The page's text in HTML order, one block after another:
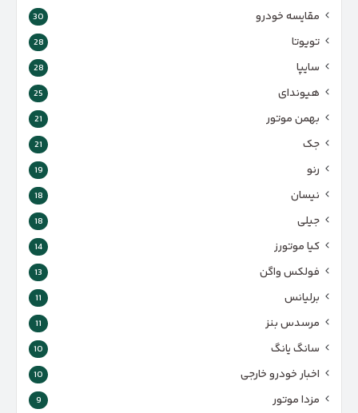
مقایسه خودرو
30
تویوتا 28
سایپا 28
هیوندای 25
بهمن موتور 21
جک 21
رنو 19
نیسان 18
جیلی 18
کیا موتورز 14
فولکس واگن 13
برلیانس 11
مرسدس بنز 11
سانگ یانگ 10
اخبار خودرو خارجی 10
مزدا موتور 9